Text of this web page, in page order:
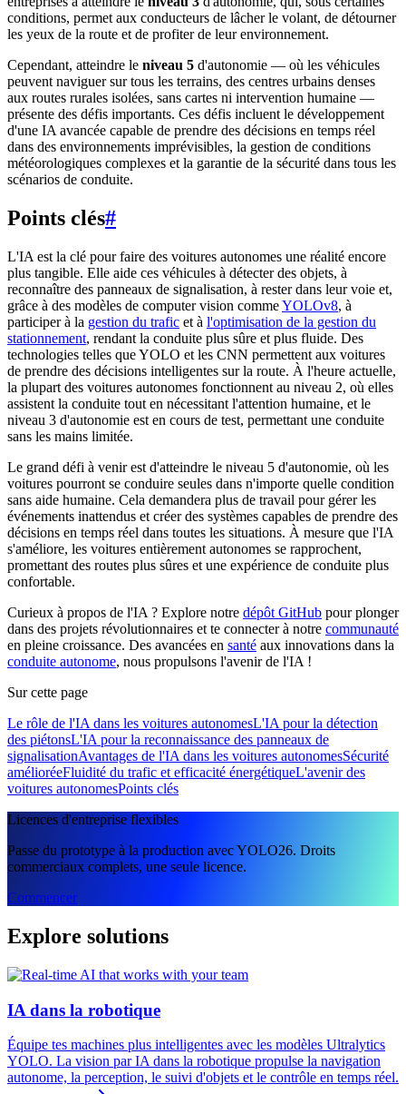
conditions, permet aux conducteurs de lâcher le volant, de détourner
les yeux de la route et de profiter de leur environnement.
Cependant, atteindre le niveau 5 d'autonomie — où les véhicules
peuvent naviguer sur tous les terrains, des centres urbains denses
aux routes rurales isolées, sans cartes ni intervention humaine —
présente des défis importants. Ces défis incluent le développement
d'une IA avancée capable de prendre des décisions en temps réel
dans des environnements imprévisibles, la gestion de conditions
météorologiques complexes et la garantie de la sécurité dans tous les
scénarios de conduite.
Points clés#
L'IA est la clé pour faire des voitures autonomes une réalité encore
plus tangible. Elle aide ces véhicules à détecter des objets, à
reconnaître des panneaux de signalisation, à rester dans leur voie et,
grâce à des modèles de computer vision commeYOLOv8, à
participer à la gestion du trafic et à l'optimisation de la gestion du
stationnement, rendant la conduite plus sûre et plus fluide. Des
technologies telles que YOLO et les CNN permettent aux voitures
de prendre des décisions intelligentes sur la route. À l'heure actuelle,
la plupart des voitures autonomes fonctionnent au niveau 2, où elles
assistent la conduite tout en nécessitant l'attention humaine, et le
niveau 3 d'autonomie est en cours de test, permettant une conduite
sans les mains limitée.
Le grand défi à venir est d'atteindre le niveau 5 d'autonomie, où les
voitures pourront se conduire seules dans n'importe quelle condition
sans aide humaine. Cela demandera plus de travail pour gérer les
événements inattendus et créer des systèmes capables de prendre des
décisions en temps réel dans toutes les situations. À mesure que l'IA
s'améliore, les voitures entièrement autonomes se rapprochent,
promettant des routes plus sûres et une expérience de conduite plus
confortable.
Curieux à propos de l'IA ? Explore notre dépôt GitHub pour plonger
dans des projets révolutionnaires et te connecter à notre communauté
en pleine croissance. Des avancées en santé aux innovations dans la
conduite autonome, nous propulsons l'avenir de l'IA !
Sur cette page
Le rôle de l'IA dans les voitures autonomesL'IA pour la détection
des piétonsL'IA pour la reconnaissance des panneaux de
signalisationAvantages de l'IA dans les voitures autonomesSécurité
amélioréeFluidité du trafic et efficacité énergétiqueL'avenir des
voitures autonomesPoints clés
Licences d'entreprise flexibles
Passe du prototype à la production avec YOLO26. Droits
commerciaux complets, une seule licence.
Commencer
Explore solutions
IA dans la robotique
Équipe tes machines plus intelligentes avec les modèles Ultralytics
YOLO. La vision par IA dans la robotique propulse la navigation
autonome, la perception, le suivi d'objets et le contrôle en temps réel.